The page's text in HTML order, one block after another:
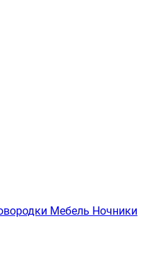
Мебель Ночники